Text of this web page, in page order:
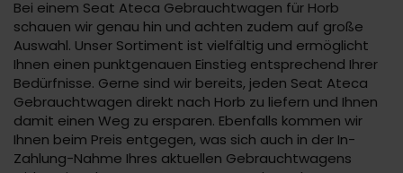
Bei einem Seat Ateca Gebrauchtwagen für Horb
schauen wir genau hin und achten zudem auf große
Auswahl. Unser Sortiment ist vielfältig und ermöglicht
Ihnen einen punktgenauen Einstieg entsprechend Ihrer
Bedürfnisse. Gerne sind wir bereits, jeden Seat Ateca
Gebrauchtwagen direkt nach Horb zu liefern und Ihnen
damit einen Weg zu ersparen. Ebenfalls kommen wir
Ihnen beim Preis entgegen, was sich auch in der In-
Zahlung-Nahme Ihres aktuellen Gebrauchtwagens